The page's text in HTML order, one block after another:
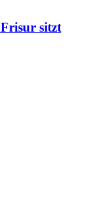
sitzt